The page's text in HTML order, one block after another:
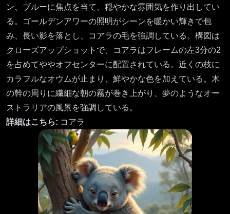
ン、ブルーに焦点を当て、穏やかな雰囲気を作り出してい
る。ゴールデンアワーの照明がシーンを暖かい輝きで包
み、長い影を落とし、コアラの毛を強調している。構図は
クローズアップショットで、コアラはフレームの左3分の2
を占めてややオフセンターに配置されている。近くの枝に
カラフルなオウムが止まり、鮮やかな色を加えている。木
の幹の周りに繊細な朝の霧が巻き上がり、夢のようなオー
ストラリアの風景を強調している。
詳細はこちら: コアラ